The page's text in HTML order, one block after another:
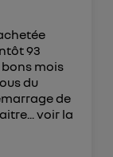
93
mois
du
de
voir la